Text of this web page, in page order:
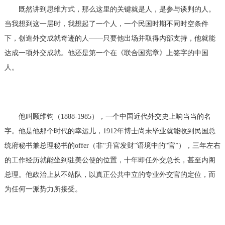
既然讲到思维方式，那么这里的关键就是人，是参与谈判的人。
当我想到这一层时，我想起了一个人，一个民国时期不同时空条件
下，创造外交成就奇迹的人——只要他出场并取得内部支持，他就能
达成一项外交成就。他还是第一个在《联合国宪章》上签字的中国
人。
他叫顾维钧（ 1888-1985），一个中国近代外交史上响当当的名
字。他是他那个时代的幸运儿， 1912年博士尚未毕业就能收到民国总
统府秘书兼总理秘书的offer（非“升官发财”语境中的“官”），三年左右
的工作经历就能坐到驻美公使的位置，十年即任外交总长，甚至内阁
总理。他政治上从不站队，以真正公共中立的专业外交官的定位，而
为任何一派势力所接受。